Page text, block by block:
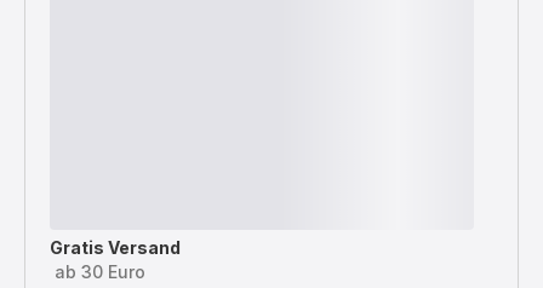
Gratis Versand
ab 30 Euro